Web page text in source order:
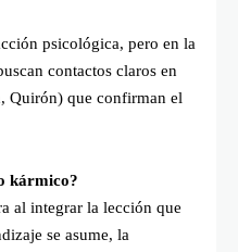
psicológica, pero en la
contactos claros en
Quirón) que confirman el
kármico?
al integrar la lección que
se asume, la